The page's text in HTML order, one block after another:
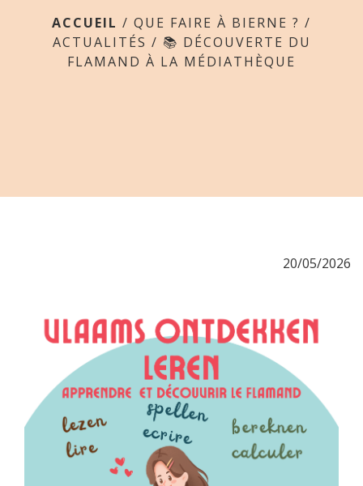
ACCUEIL / QUE FAIRE À BIERNE ? /
ACTUALITÉS / 📚 DÉCOUVERTE DU
FLAMAND À LA MÉDIATHÈQUE
20/05/2026